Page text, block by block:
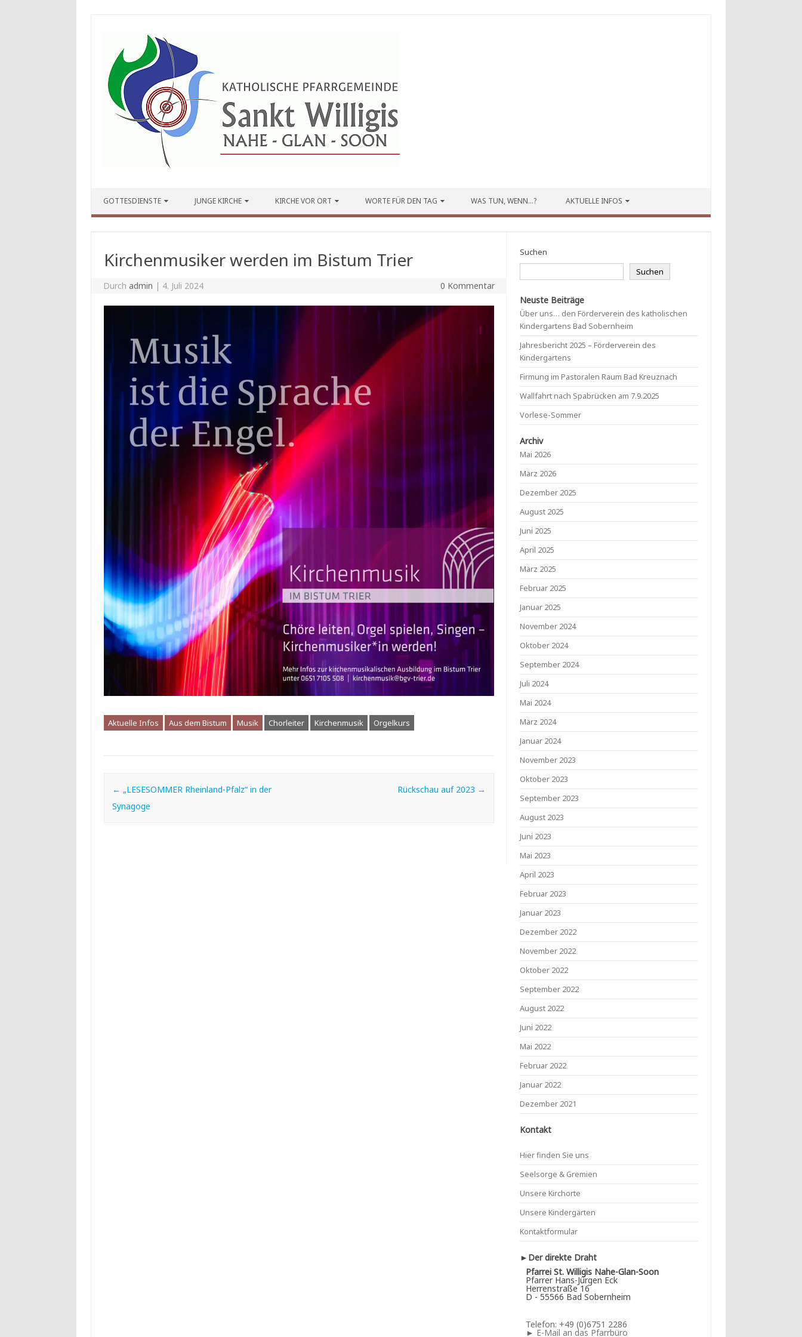
GOTTESDIENSTE JUNGE KIRCHE KIRCHE VOR ORT WORTE FÜR DEN TAG WAS TUN, WENN…? AKTUELLE INFOS
Kirchenmusiker werden im Bistum Trier
Durchadmin | 4. Juli 2024 0 Kommentar
Aktuelle Infos Aus dem Bistum Musik Chorleiter Kirchenmusik Orgelkurs
Post navigation
← „LESESOMMER Rheinland-Pfalz“ in der
Synagoge
Rückschau auf 2023 →
Suchen
Suchen
Neuste Beiträge
Über uns… den Förderverein des katholischen
Kindergartens Bad Sobernheim
Jahresbericht 2025 – Förderverein des
Kindergartens
Firmung im Pastoralen Raum Bad Kreuznach
Wallfahrt nach Spabrücken am 7.9.2025
Vorlese-Sommer
Archiv
Mai 2026
März 2026
Dezember 2025
August 2025
Juni 2025
April 2025
März 2025
Februar 2025
Januar 2025
November 2024
Oktober 2024
September 2024
Juli 2024
Mai 2024
März 2024
Januar 2024
November 2023
Oktober 2023
September 2023
August 2023
Juni 2023
Mai 2023
April 2023
Februar 2023
Januar 2023
Dezember 2022
November 2022
Oktober 2022
September 2022
August 2022
Juni 2022
Mai 2022
Februar 2022
Januar 2022
Dezember 2021
Kontakt
Hier finden Sie uns
Seelsorge & Gremien
Unsere Kirchorte
Unsere Kindergärten
Kontaktformular
►Der direkte Draht
Pfarrei St. Willigis Nahe-Glan-Soon
Pfarrer Hans-Jürgen Eck
Herrenstraße 16
D - 55566 Bad Sobernheim
Telefon: +49 (0)6751 2286
► E-Mail an das Pfarrbüro